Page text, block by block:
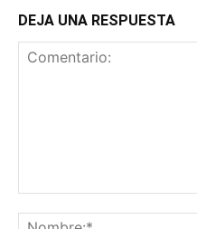
DEJA UNA RESPUESTA